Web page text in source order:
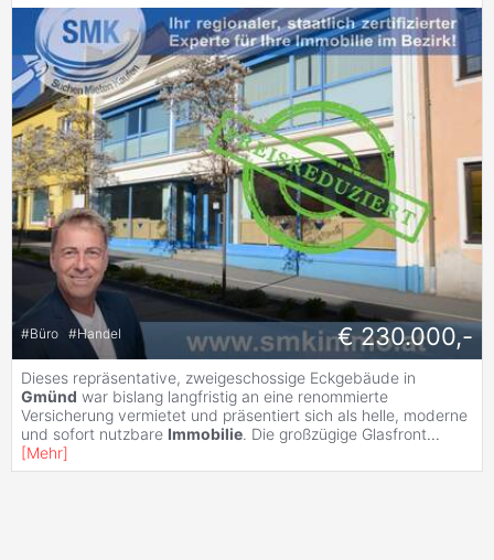
#Büro #Handel € 230.000,-
Dieses repräsentative, zweigeschossige Eckgebäude in
Gmünd war bislang langfristig an eine renommierte
Versicherung vermietet und präsentiert sich als helle, moderne
und sofort nutzbare Immobilie. Die großzügige Glasfront...
[Mehr]